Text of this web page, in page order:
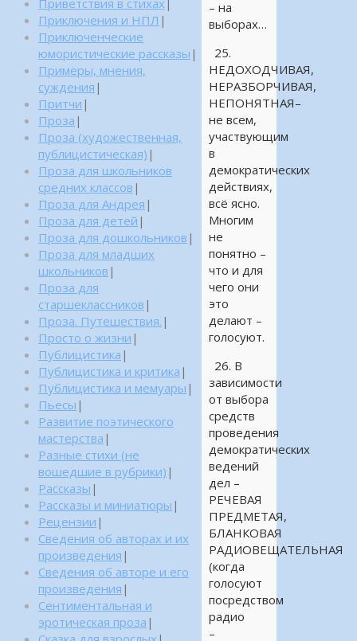
– на
выборах…
25.
НЕДОХОДЧИВАЯ,
НЕРАЗБОРЧИВАЯ,
НЕПОНЯТНАЯ–
не всем,
участвующим
в
демократических
действиях,
всё ясно.
Многим
не
понятно –
что и для
чего они
это
делают –
голосуют.
26. В
зависимости
от выбора
средств
проведения
демократических
ведений
дел –
РЕЧЕВАЯ
ПРЕДМЕТАЯ,
БЛАНКОВАЯ
РАДИОВЕЩАТЕЛЬНАЯ
(когда
голосуют
посредством
радио
–
Приветствия в стихах
Приключения и НПЛ |
Приключенческие
юмористические рассказы |
Примеры, мнения,
суждения |
Притчи |
Проза |
Проза (художественная,
публицистическая) |
Проза для школьников
средних классов |
Проза для Андрея |
Проза для детей |
Проза для дошкольников |
Проза для младших
школьников |
Проза для
старшеклассников |
Проза. Путешествия. |
Просто о жизни |
Публицистика |
Публицистика и критика |
Публицистика и мемуары |
Пьесы |
Развитие поэтического
мастерства |
Разные стихи (не
вошедшие в рубрики) |
Рассказы |
Рассказы и миниатюры |
Рецензии |
Сведения об авторах и их
произведения |
Сведения об авторе и его
произведения |
Сентиментальная и
эротическая проза |